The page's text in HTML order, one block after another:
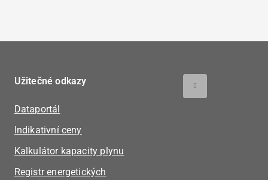
Užitečné odkazy
Dataportál
Indikativní ceny
Kalkulátor kapacity plynu
Registr energetických